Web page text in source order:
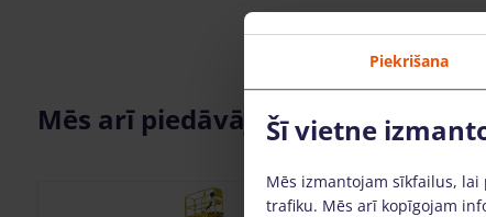
Mēs arī piedāvājam
Piekrišana
Šī vietne
Mēs izmantojam sīkfailus,
trafiku. Mēs arī kopīgojam